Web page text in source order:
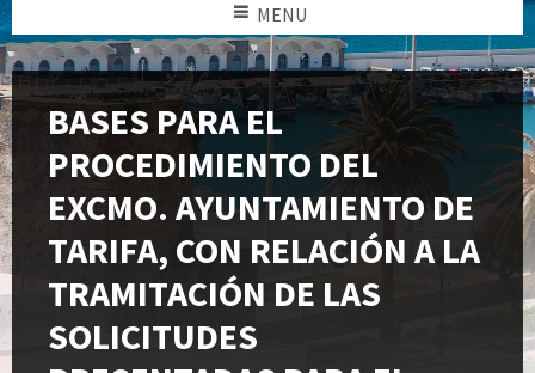
MENU
BASES PARA EL
PROCEDIMIENTO DEL
EXCMO. AYUNTAMIENTO DE
TARIFA, CON RELACIÓN A LA
TRAMITACIÓN DE LAS
SOLICITUDES